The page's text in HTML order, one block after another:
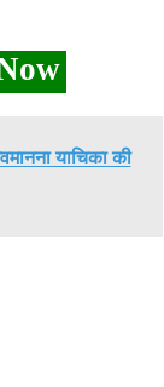
याचिका की